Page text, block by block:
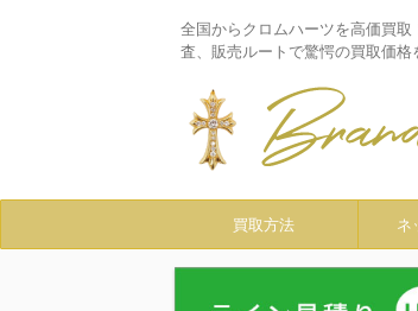
全国からクロムハーツを高価買
査、販売ルートで驚愕の買取価格
買取方法 ネ